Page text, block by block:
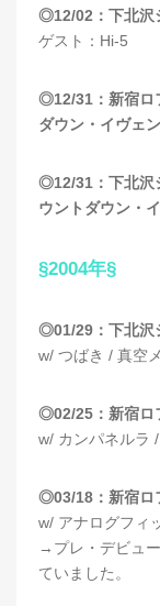
◎12/02：下北沢
ゲスト：Hi-5
◎12/31：新宿ロ
ダウン・イヴェン
◎12/31：下北沢
ウントダウン・
§2004年§
◎01/29：下北沢
w/ つばき / 真空
◎02/25：新宿ロ
w/ カンパネルラ
◎03/18：新宿ロ
w/ アナログフィ
→プレ・デビュ
ていました。